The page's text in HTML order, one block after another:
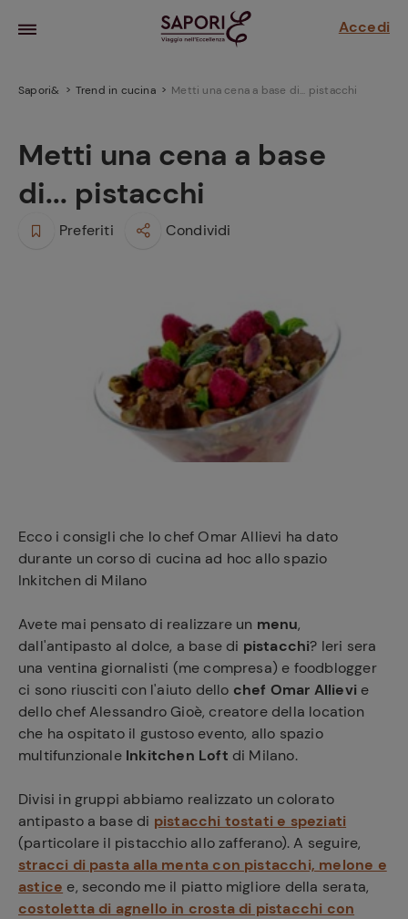
Accedi
Sapori& Trend in cucina Metti una cena a base di... pistacchi
Metti una cena a base
di... pistacchi
Preferiti Condividi
Ecco i consigli che lo chef Omar Allievi ha dato
durante un corso di cucina ad hoc allo spazio
Inkitchen di Milano
Avete mai pensato di realizzare un menu,
dall'antipasto al dolce, a base di pistacchi? Ieri sera
una ventina giornalisti (me compresa) e foodblogger
ci sono riusciti con l'aiuto dello chef Omar Allievie
dello chef Alessandro Gioè, creatore della location
che ha ospitato il gustoso evento, allo spazio
multifunzionaleInkitchen Loft di Milano.
Divisi in gruppi abbiamo realizzato un colorato
antipasto a base di pistacchi tostati e speziati
(particolare il pistacchio allo zafferano). A seguire,
stracci di pasta alla menta con pistacchi, melone e
astice e, secondo me il piatto migliore della serata,
costoletta di agnello in crosta di pistacchi con